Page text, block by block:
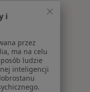
i
przez
ma na celu
ludzie
inteligencji